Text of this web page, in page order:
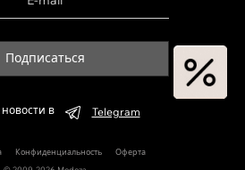
Подписаться
в Telegram
Конфиденциальность
Оферта